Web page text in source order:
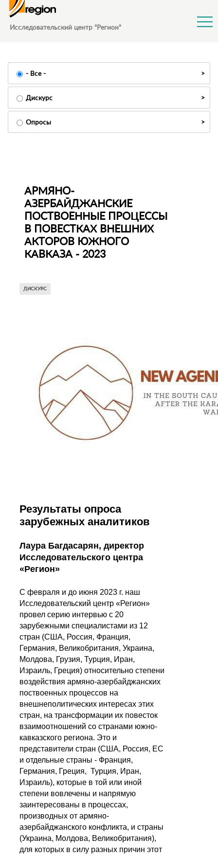
Исследовательский центр "Регион"
- Все -
Дискурс
Опросы
АРМЯНО-
АЗЕРБАЙДЖАНСКИЕ
ПОСТВОЕННЫЕ ПРОЦЕССЫ
В ПОВЕСТКАХ ВНЕШНИХ
АКТОРОВ ЮЖНОГО
КАВКАЗА - 2023
ДИСКУРС
Результаты опроса
зарубежных аналитиков
Лаура Багдасарян, директор
Исследовательского центра
«Регион»
С февраля и до июня 2023 г. наш
Исследовательский центр «Регион»
провел серию интервью с 20
зарубежными специалистами из 12
стран (США, Россия, Франция,
Германия, Великобритания, Украина,
Молдова, Грузия, Турция, Иран,
Израиль, Греция) относительно степени
воздействия армяно-азербайджанских
поствоенных процессов на
внешнеполитических интересах этих
стран, на трансформации их повесток
взаимоотношений со странами южно-
кавказского региона. Это и
представители стран (США, Россия, ЕС
и отдельные страны - Франция,
Германия, Греция, Турция, Иран,
Израиль), которые в той или иной
степени вовлечены и напрямую
заинтересованы в процессах,
производных от армяно-
азербайджанского конфликта, и страны
(Украина, Молдова, Великобритания),
для которых в силу разных причин этот